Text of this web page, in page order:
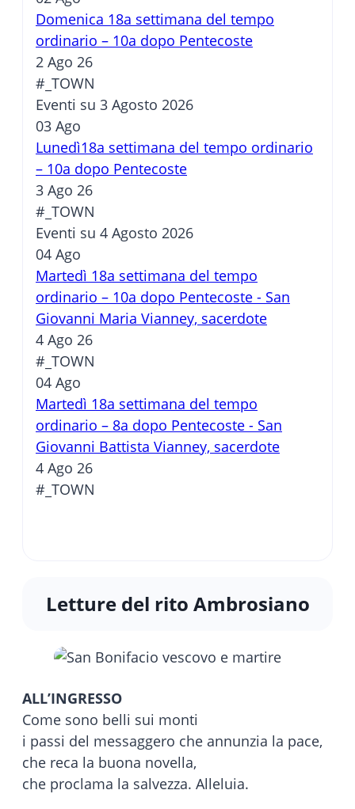
Domenica 18a settimana del tempo
ordinario – 10a dopo Pentecoste
2 Ago 26
#_TOWN
Eventi su 3 Agosto 2026
03 Ago
Lunedì18a settimana del tempo ordinario
– 10a dopo Pentecoste
3 Ago 26
#_TOWN
Eventi su 4 Agosto 2026
04 Ago
Martedì 18a settimana del tempo
ordinario – 10a dopo Pentecoste - San
Giovanni Maria Vianney, sacerdote
4 Ago 26
#_TOWN
04 Ago
Martedì 18a settimana del tempo
ordinario – 8a dopo Pentecoste - San
Giovanni Battista Vianney, sacerdote
4 Ago 26
#_TOWN
Letture del rito Ambrosiano
ALL’INGRESSO
Come sono belli sui monti
i passi del messaggero che annunzia la pace,
che reca la buona novella,
che proclama la salvezza. Alleluia.